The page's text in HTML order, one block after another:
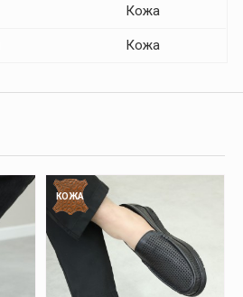
Кожа
Кожа
КОЖА